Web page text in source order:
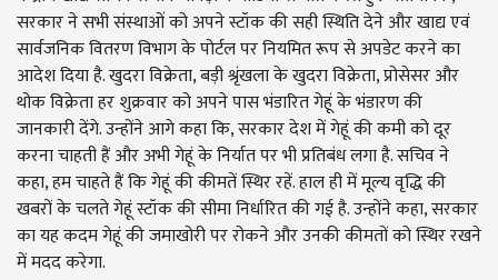
सरकार ने सभी संस्थाओं को अपने स्टॉक की सही स्थिति देने और खाद्य एवं
सार्वजनिक वितरण विभाग के पोर्टल पर नियमित रूप से अपडेट करने का
आदेश दिया है. खुदरा विक्रेता, बड़ी श्रृंखला के खुदरा विक्रेता, प्रोसेसर और
थोक विक्रेता हर शुक्रवार को अपने पास भंडारित गेहूं के भंडारण की
जानकारी देंगे. उन्होंने आगे कहा कि, सरकार देश में गेहूं की कमी को दूर
करना चाहती हैं और अभी गेहूं के निर्यात पर भी प्रतिबंध लगा है. सचिव ने
कहा, हम चाहते हैं कि गेहूं की कीमतें स्थिर रहें. हाल ही में मूल्य वृद्धि की
खबरों के चलते गेहूं स्टॉक की सीमा निर्धारित की गई है. उन्होंने कहा, सरकार
का यह कदम गेहूं की जमाखोरी पर रोकने और उनकी कीमतों को स्थिर रखने
में मदद करेगा.